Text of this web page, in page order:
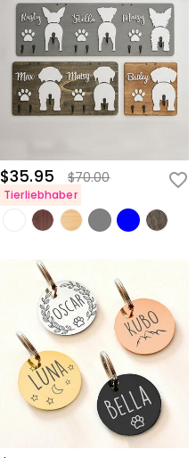
$35.95 $70.00
Tierliebhaber